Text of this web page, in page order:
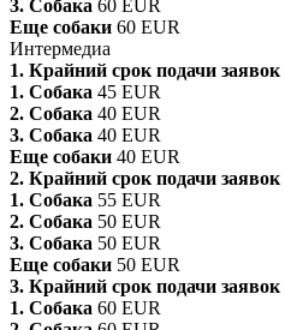
3. Собака 60 EUR
Еще собаки 60 EUR
Интермедиа
1. Крайний срок подачи заявок
1. Собака 45 EUR
2. Собака 40 EUR
3. Собака 40 EUR
Еще собаки 40 EUR
2. Крайний срок подачи заявок
1. Собака 55 EUR
2. Собака 50 EUR
3. Собака 50 EUR
Еще собаки 50 EUR
3. Крайний срок подачи заявок
1. Собака 60 EUR